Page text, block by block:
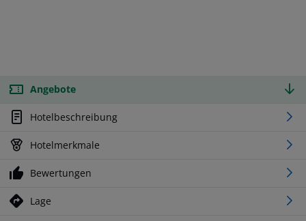
Angebote
Hotelbeschreibung
Hotelmerkmale
Bewertungen
Lage